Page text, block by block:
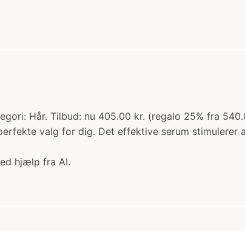
Hår. Tilbud: nu 405.00 kr. (regalo 25% fra
valg for dig. Det effektive serum
hjælp fra AI.